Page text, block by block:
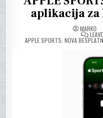
aplikacija
MARKO
APPLE SPORTS: NOVA